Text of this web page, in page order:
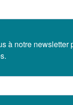
à notre newsletter